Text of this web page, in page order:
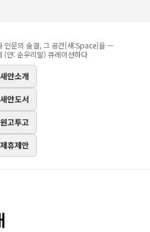
인문의 숨결, 그 공간[새:Space]을 —
(얀: 순우리말) 큐레이션하다
새얀소개
새얀도서
원고투고
제휴제안